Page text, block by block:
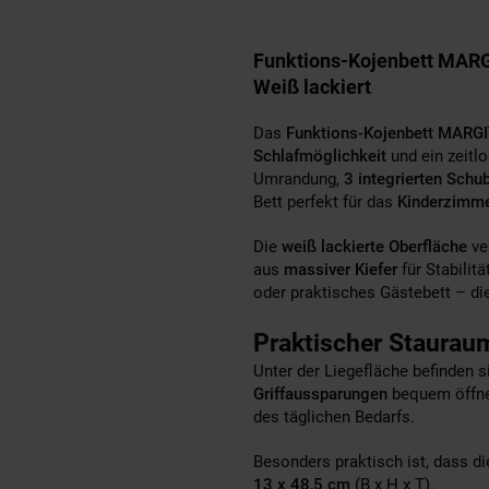
Funktions-Kojenbett
Weiß lackiert
Das Funktions-Kojenbett
Schlafmöglichkeit und ein
Umrandung, 3 integrierten
Bett perfekt für das
Die weiß lackierte Oberfläche
aus massiver Kiefer für
oder praktisches Gästebett –
Praktischer
Unter der Liegefläche befinden
Griffaussparungen bequem
des täglichen Bedarfs.
Besonders praktisch ist, dass
13 x 48,5 cm (B x H x T).